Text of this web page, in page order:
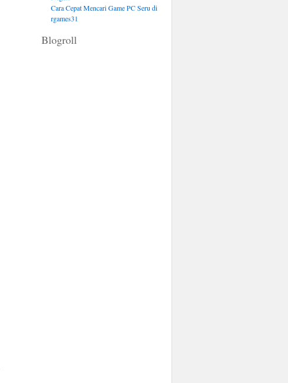
Cara Cepat Mencari Game PC Seru di
rgames31
Blogroll